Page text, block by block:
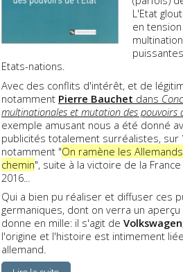
L'Etat
en
Etats-nations.
Avec des conflits d'intérêt, et de
notamment Pierre Bauchet dans
multinationales et mutation des pouvoirs
exemple amusant nous a été donné
publicités totalement surréalistes, sur
notamment "On ramène les
chemin", suite à la victoire de la
2016...
Qui a bien pu réaliser et diffuser ces
germaniques, dont on verra un aperçu
donne en mille: il s'agit de Volkswagen
l'origine et l'histoire est intimement
allemand.